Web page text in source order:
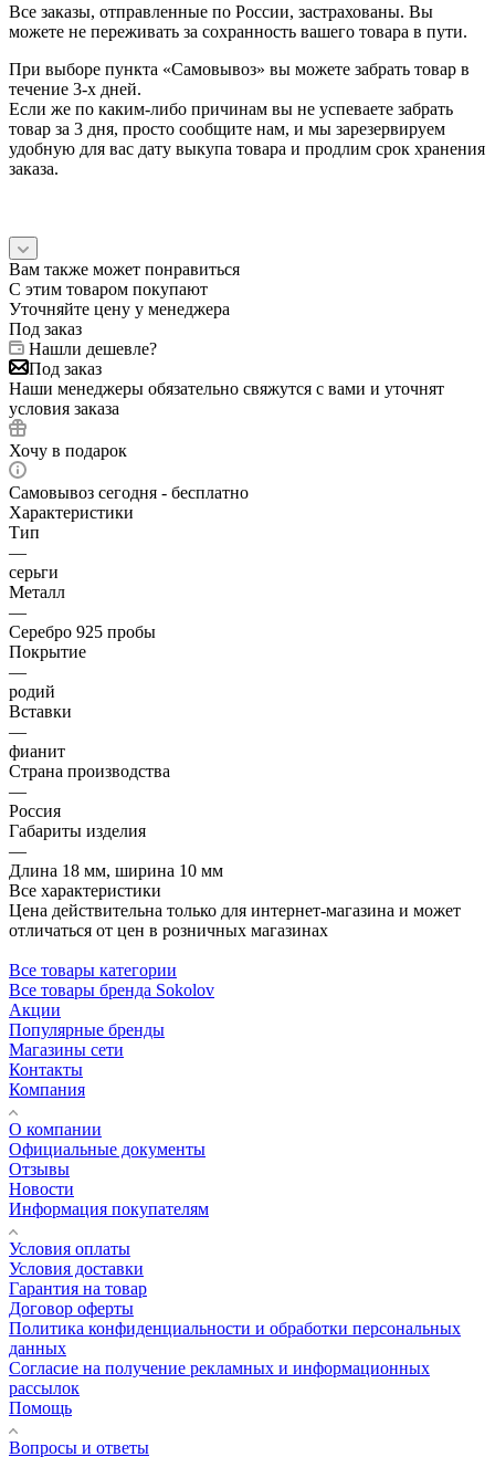
Все заказы, отправленные по России, застрахованы. Вы
можете не переживать за сохранность вашего товара в пути.
При выборе пункта «Самовывоз» вы можете забрать товар в
течение 3-х дней.
Если же по каким-либо причинам вы не успеваете забрать
товар за 3 дня, просто сообщите нам, и мы зарезервируем
удобную для вас дату выкупа товара и продлим срок хранения
заказа.
Вам также может понравиться
С этим товаром покупают
Уточняйте цену у менеджера
Под заказ
Нашли дешевле?
Под заказ
Наши менеджеры обязательно свяжутся с вами и уточнят
условия заказа
Хочу в подарок
Самовывоз сегодня - бесплатно
Характеристики
Тип
—
серьги
Металл
—
Серебро 925 пробы
Покрытие
—
родий
Вставки
—
фианит
Страна производства
—
Россия
Габариты изделия
—
Длина 18 мм, ширина 10 мм
Все характеристики
Цена действительна только для интернет-магазина и может
отличаться от цен в розничных магазинах
Все товары категории
Все товары бренда Sokolov
Акции
Популярные бренды
Магазины сети
Контакты
Компания
О компании
Официальные документы
Отзывы
Новости
Информация покупателям
Условия оплаты
Условия доставки
Гарантия на товар
Договор оферты
Политика конфиденциальности и обработки персональных
данных
Согласие на получение рекламных и информационных
рассылок
Помощь
Вопросы и ответы